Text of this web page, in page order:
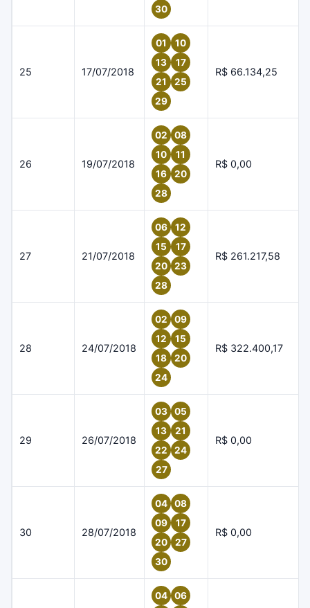
30
25 17/07/2018
01
10
13
17
21
25
29
R$ 66.134,25
26 19/07/2018
02
08
10
11
16
20
28
R$ 0,00
27 21/07/2018
06
12
15
17
20
23
28
R$ 261.217,58
28 24/07/2018
02
09
12
15
18
20
24
R$ 322.400,17
29 26/07/2018
03
05
13
21
22
24
27
R$ 0,00
30 28/07/2018
04
08
09
17
20
27
30
R$ 0,00
04
06